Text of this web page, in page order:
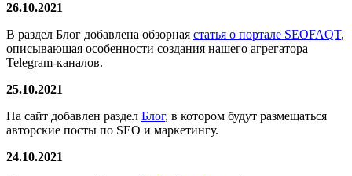
26.10.2021
В раздел Блог добавлена обзорная статья о портале SEOFAQT,
описывающая особенности создания нашего агрегатора
Telegram-каналов.
25.10.2021
На сайт добавлен раздел Блог, в котором будут размещаться
авторские посты по SEO и маркетингу.
24.10.2021